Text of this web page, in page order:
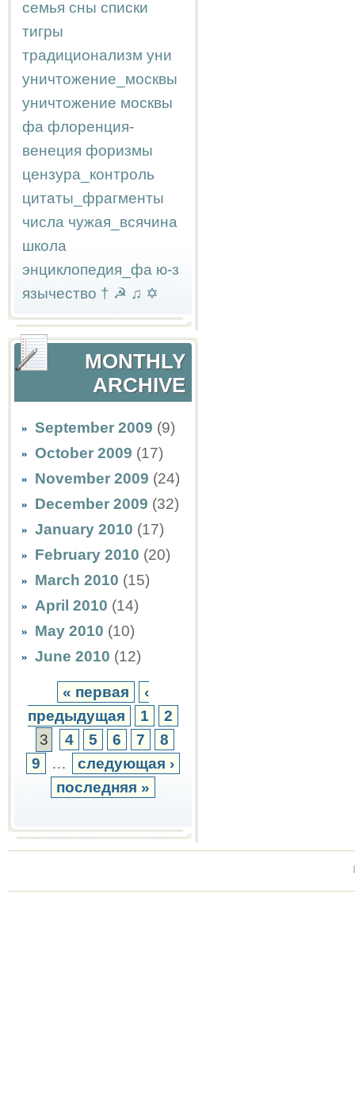
семья сны списки
тигры
традиционализм уни
уничтожение_москвы
уничтожение москвы
фа флоренция-
венеция форизмы
цензура_контроль
цитаты_фрагменты
числа чужая_всячина
школа
энциклопедия_фа ю-з
язычество † ☭ ♫ ✡
MONTHLY
ARCHIVE
September 2009 (9)
October 2009 (17)
November 2009 (24)
December 2009 (32)
January 2010 (17)
February 2010 (20)
March 2010 (15)
April 2010 (14)
May 2010 (10)
June 2010 (12)
« первая
‹
предыдущая
1
2
3
4 5 6 7
8
9
…
следующая ›
последняя »